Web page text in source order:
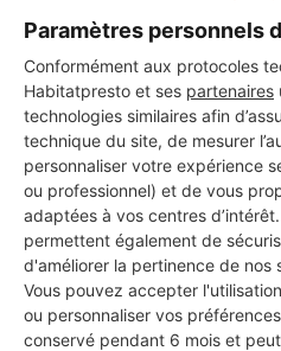
Paramètres personnels
Conformément aux protocoles
Habitatpresto et ses partenaires
technologies similaires afin
technique du site, de mesurer
personnaliser votre expérience
ou professionnel) et de vous
adaptées à vos centres
permettent également de
d'améliorer la pertinence de nos
Vous pouvez accepter
ou personnaliser vos
conservé pendant 6 mois et
DEMANDER